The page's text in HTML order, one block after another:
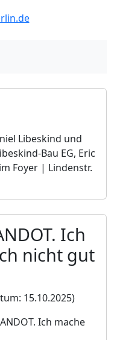
Libeskind und
Bau EG, Eric
Foyer | Lindenstr.
Ich
nicht gut
15.10.2025)